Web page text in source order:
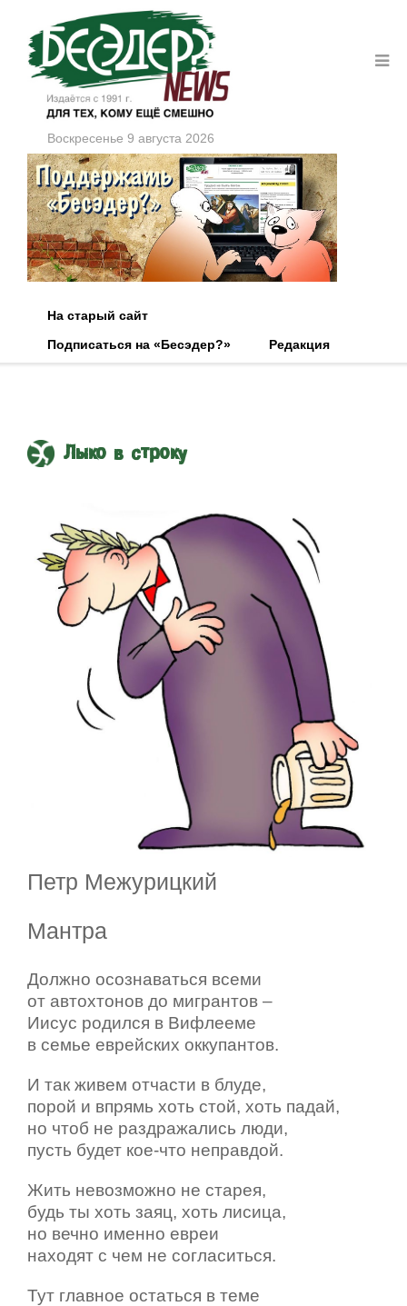
Воскресенье 9 августа 2026
На старый сайт
Подписаться на «Бесэдер?»
Редакция
Лыко в строку
Петр Межурицкий
Мантра
Должно осознаваться всеми
от автохтонов до мигрантов –
Иисус родился в Вифлееме
в семье еврейских оккупантов.
И так живем отчасти в блуде,
порой и впрямь хоть стой, хоть падай,
но чтоб не раздражались люди,
пусть будет кое-что неправдой.
Жить невозможно не старея,
будь ты хоть заяц, хоть лисица,
но вечно именно евреи
находят с чем не согласиться.
Тут главное остаться в теме